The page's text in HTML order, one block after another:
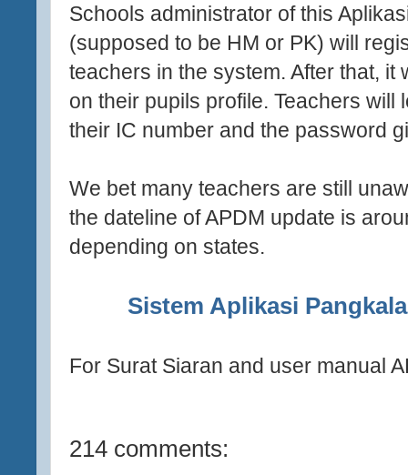
Schools administrator of this
(supposed to be HM or PK) will
teachers in the system. After that,
on their pupils profile. Teachers will
their IC number and the password
We bet many teachers are still
the dateline of APDM update is
depending on states.
Sistem Aplikasi
For Surat Siaran and user manual
214 comments: